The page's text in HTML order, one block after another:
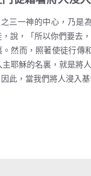
神的中心，乃是為
說，「所以你們要去
然而，照著使徒行
耶穌的名裏，就是將
此，當我們將人浸入